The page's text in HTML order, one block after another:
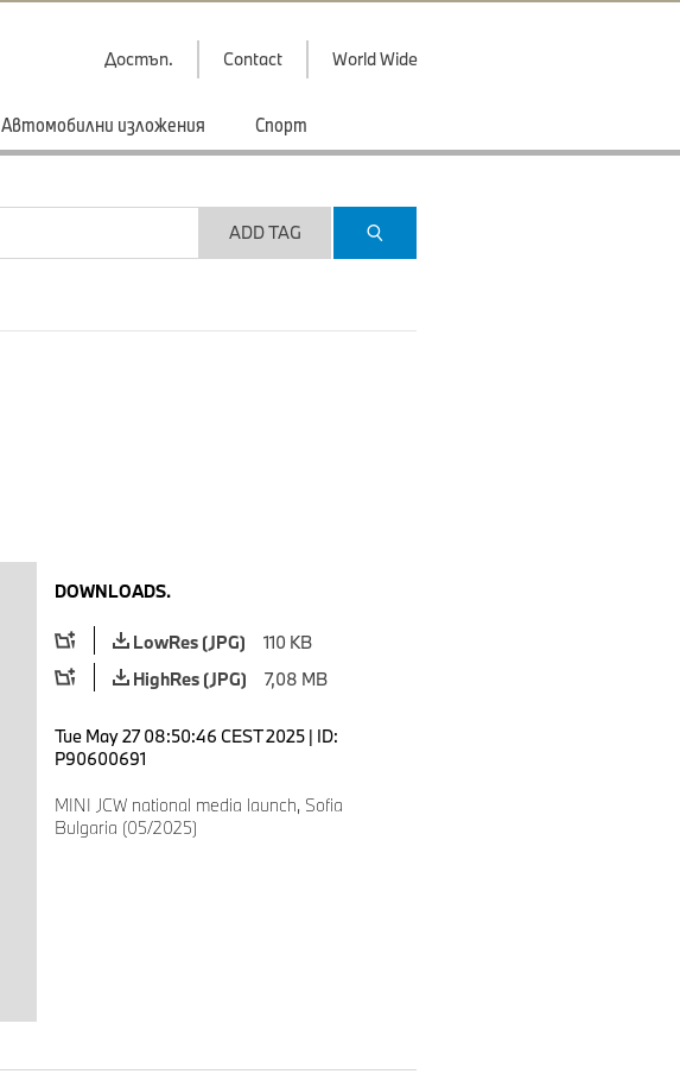
Достъп. Contact World Wide
Автомобилни изложения Спорт
ADD TAG
DOWNLOADS.
LowRes (JPG)
110 KB
HighRes (JPG)
7,08 MB
Tue May 27 08:50:46 CEST 2025 | ID:
P90600691
MINI JCW national media launch, Sofia
Bulgaria (05/2025)